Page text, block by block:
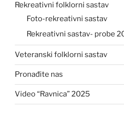
Rekreativni folklorni sastav
Foto-rekreativni sastav
Rekreativni sastav- probe
Veteranski folklorni sastav
Pronađite nas
Video “Ravnica” 2025